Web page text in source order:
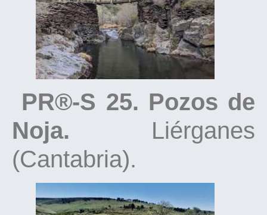
PR®-S 25. Pozos de
Noja.
Liérganes
(Cantabria).